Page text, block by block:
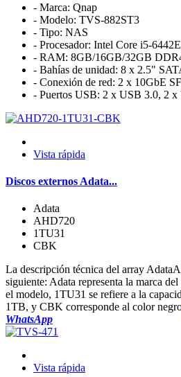
- Marca: Qnap
- Modelo: TVS-882ST3
- Tipo: NAS
- Procesador: Intel Core i5-
- RAM: 8GB/16GB/32GB
- Bahías de unidad: 8 x 2.5"
- Conexión de red: 2 x 10GbE
- Puertos USB: 2 x USB 3.0, 2 x
Vista rápida
Discos externos Adata...
Adata
AHD720
1TU31
CBK
La descripción técnica del array
siguiente: Adata representa la marca
el modelo, 1TU31 se refiere a la
1TB, y CBK corresponde al color
WhatsApp
Vista rápida